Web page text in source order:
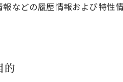
などの履歴情報および特
的